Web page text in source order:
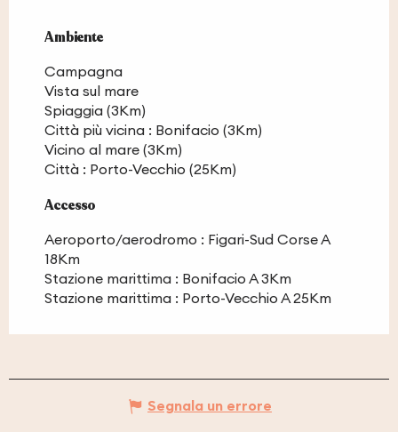
Ambiente
Ambiente
Campagna
Vista sul mare
Spiaggia (3Km)
Città più vicina : Bonifacio (3Km)
Vicino al mare (3Km)
Città : Porto-Vecchio (25Km)
Accesso
Accesso
Aeroporto/aerodromo : Figari-Sud Corse A
18Km
Stazione marittima : Bonifacio A 3Km
Stazione marittima : Porto-Vecchio A 25Km
Segnala un errore